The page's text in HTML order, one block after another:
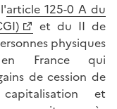
article 125-0 A du
et du II de
physiques
en France qui
de cession de
et